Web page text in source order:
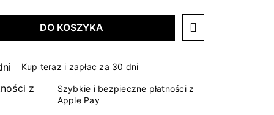
DO KOSZYKA
Kup teraz i zapłac za 30 dni
Szybkie i bezpieczne płatności z
Apple Pay